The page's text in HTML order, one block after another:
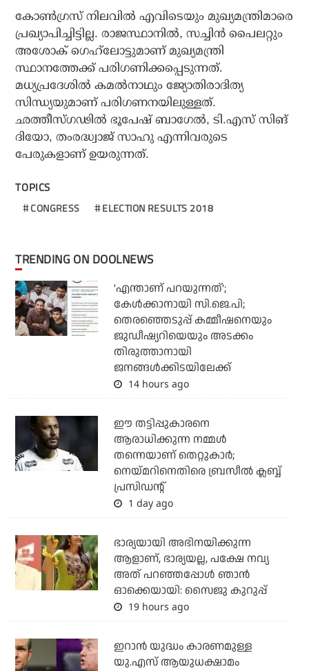
കോണ്‍ഗ്രസ് നിലവില്‍ എവിടെയും മുഖ്യമന്ത്രിമാരെ
പ്രഖ്യാപിച്ചിട്ടില്ല. രാജസ്ഥാനില്‍, സച്ചിന്‍ പൈലറ്റും
അശോക് ഗെഹ്‌ലോട്ടുമാണ് മുഖ്യമന്ത്രി
സ്ഥാനത്തേക്ക് പരിഗണിക്കപ്പെടുന്നത്.
മധ്യപ്രദേശില്‍ കമല്‍നാഥും ജ്യോതിരാദിത്യ
സിന്ധ്യയുമാണ് പരിഗണനയിലുള്ളത്.
ഛത്തീസ്ഗഢില്‍ ഭൂപേഷ് ബാഗേല്‍, ടി.എസ് സിങ്
ദിയോ, തംരദ്ധ്വാജ് സാഹു എന്നിവരുടെ
പേരുകളാണ് ഉയരുന്നത്.
TOPICS
CONGRESS ELECTION RESULTS 2018
TRENDING ON DOOLNEWS
'എന്താണ് പറയുന്നത്';
കേള്‍ക്കാനായി സി.ജെ.പി;
തെരഞ്ഞെടുപ്പ് കമ്മീഷനെയും
ജുഡീഷ്യറിയെയും അടക്കം
തിരുത്താനായി
ജനങ്ങള്‍ക്കിടയിലേക്ക്
14 hours ago
ഈ തട്ടിപ്പുകാരനെ
ആരാധിക്കുന്ന നമ്മള്‍
തന്നെയാണ് തെറ്റുകാര്‍;
നെയ്മറിനെതിരെ ബ്രസീല്‍ ക്ലബ്ബ്
പ്രസിഡന്റ്
1 day ago
ഭാര്യയായി അഭിനയിക്കുന്ന
ആളാണ്, ഭാര്യയല്ല, പക്ഷേ നവ്യ
അത് പറഞ്ഞപ്പോള്‍ ഞാന്‍
ഓക്കെയായി: സൈജു കുറുപ്പ്
19 hours ago
ഇറാന്‍ യുദ്ധം കാരണമുള്ള
യു.എസ് ആയുധക്ഷാമം